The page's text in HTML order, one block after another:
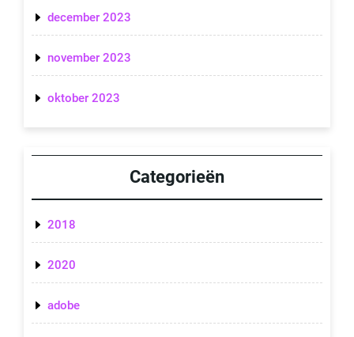
december 2023
november 2023
oktober 2023
Categorieën
2018
2020
adobe